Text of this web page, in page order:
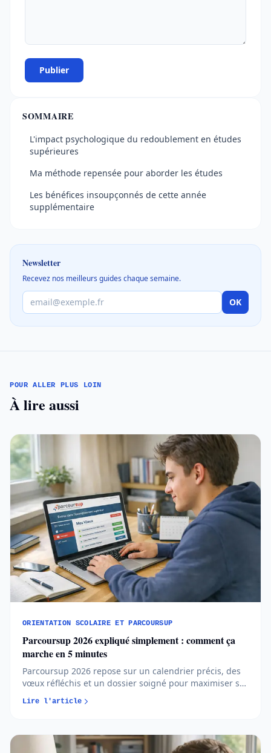
Publier
SOMMAIRE
L'impact psychologique du redoublement en études
supérieures
Ma méthode repensée pour aborder les études
Les bénéfices insoupçonnés de cette année
supplémentaire
Newsletter
Recevez nos meilleurs guides chaque semaine.
OK
POUR ALLER PLUS LOIN
À lire aussi
ORIENTATION SCOLAIRE ET PARCOURSUP
Parcoursup 2026 expliqué simplement : comment ça
marche en 5 minutes
Parcoursup 2026 repose sur un calendrier précis, des
vœux réfléchis et un dossier soigné pour maximiser ses
anticiper chaque étape permet d’aborder l’orientation
Lire l'article